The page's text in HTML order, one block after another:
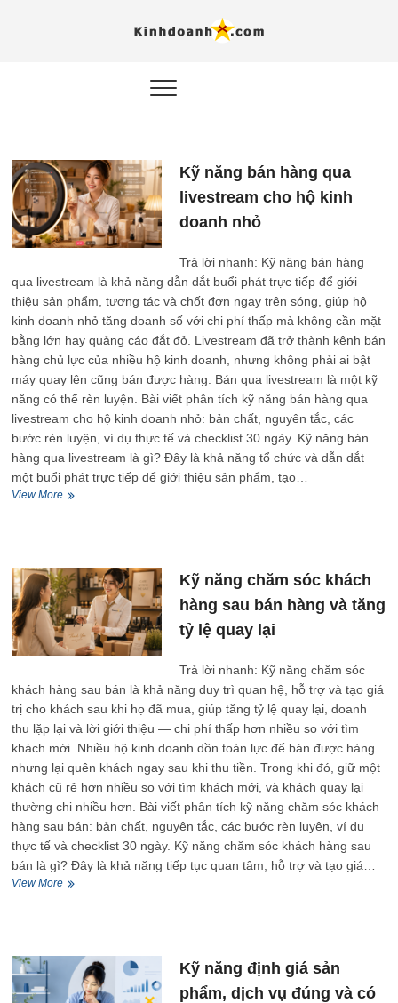
Kỹ năng bán hàng qua
livestream cho hộ kinh
doanh nhỏ
Trả lời nhanh: Kỹ năng bán hàng
qua livestream là khả năng dẫn dắt buổi phát trực tiếp để giới
thiệu sản phẩm, tương tác và chốt đơn ngay trên sóng, giúp hộ
kinh doanh nhỏ tăng doanh số với chi phí thấp mà không cần mặt
bằng lớn hay quảng cáo đắt đỏ. Livestream đã trở thành kênh bán
hàng chủ lực của nhiều hộ kinh doanh, nhưng không phải ai bật
máy quay lên cũng bán được hàng. Bán qua livestream là một kỹ
năng có thể rèn luyện. Bài viết phân tích kỹ năng bán hàng qua
livestream cho hộ kinh doanh nhỏ: bản chất, nguyên tắc, các
bước rèn luyện, ví dụ thực tế và checklist 30 ngày. Kỹ năng bán
hàng qua livestream là gì? Đây là khả năng tổ chức và dẫn dắt
một buổi phát trực tiếp để giới thiệu sản phẩm, tạo…
View MoreKỹ
livestream
cho
hộ
kinh
doanh
nhỏ
Kỹ năng chăm sóc khách
hàng sau bán hàng và tăng
tỷ lệ quay lại
Trả lời nhanh: Kỹ năng chăm sóc
khách hàng sau bán là khả năng duy trì quan hệ, hỗ trợ và tạo giá
trị cho khách sau khi họ đã mua, giúp tăng tỷ lệ quay lại, doanh
thu lặp lại và lời giới thiệu — chi phí thấp hơn nhiều so với tìm
khách mới. Nhiều hộ kinh doanh dồn toàn lực để bán được hàng
nhưng lại quên khách ngay sau khi thu tiền. Trong khi đó, giữ một
khách cũ rẻ hơn nhiều so với tìm khách mới, và khách quay lại
thường chi nhiều hơn. Bài viết phân tích kỹ năng chăm sóc khách
hàng sau bán: bản chất, nguyên tắc, các bước rèn luyện, ví dụ
thực tế và checklist 30 ngày. Kỹ năng chăm sóc khách hàng sau
bán là gì? Đây là khả năng tiếp tục quan tâm, hỗ trợ và tạo giá…
View MoreKỹ
hàng
sau
bán
Kỹ năng định giá sản
phẩm, dịch vụ đúng và có